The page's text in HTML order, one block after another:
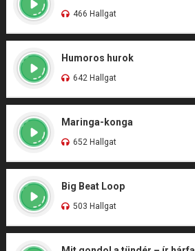
466 Hallgat
Humoros hurok
642 Hallgat
Maringa-konga
652 Hallgat
Big Beat Loop
503 Hallgat